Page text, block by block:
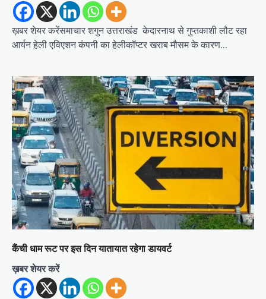
ख़बर शेयर करेंसमाचार शगुन उत्तराखंड केदारनाथ से गुप्तकाशी लौट रहा
आर्यन हेली एविएशन कंपनी का हेलीकॉप्टर खराब मौसम के कारण…
कैंची धाम रूट पर इस दिन यातायात रहेगा डायवर्ट
ख़बर शेयर करें